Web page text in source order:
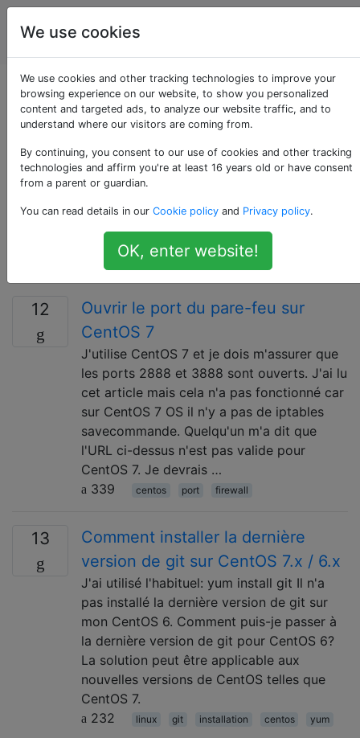
La
programmation
Questions marquées
«centos»
CentOS (Community Enterprise Operating System) est
Linux. LES QUESTIONS DOIVENT ETRE CONCERNANT
L'EXÉCUTION DE PROGRAMMES SOUS CENTOS. Des
questions sur l'administration du serveur peuvent être
posées sur https://serverfault.com
12
Ouvrir le port du pare-feu sur
CentOS 7
J'utilise CentOS 7 et je dois m'assurer que
les ports 2888 et 3888 sont ouverts. J'ai lu
cet article mais cela n'a pas fonctionné car
sur CentOS 7 OS il n'y a pas de iptables
savecommande. Quelqu'un m'a dit que
l'URL ci-dessus n'est pas valide pour
CentOS 7. Je devrais …
339
centos port firewall
13
Comment installer la dernière
version de git sur CentOS 7.x / 6.x
J'ai utilisé l'habituel: yum install git Il n'a
pas installé la dernière version de git sur
mon CentOS 6. Comment puis-je passer à
la dernière version de git pour CentOS 6?
La solution peut être applicable aux
nouvelles versions de CentOS telles que
CentOS 7.
232
linux git installation centos yum
We use cookies
We use cookies and other tracking technologies to improve your
browsing experience on our website, to show you personalized
content and targeted ads, to analyze our website traffic, and to
understand where our visitors are coming from.
By continuing, you consent to our use of cookies and other tracking
technologies and affirm you're at least 16 years old or have consent
from a parent or guardian.
You can read details in our Cookie policy and Privacy policy.
OK, enter website!